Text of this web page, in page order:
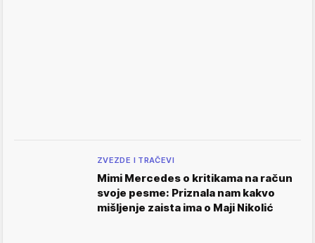
ZVEZDE I TRAČEVI
Mimi Mercedes o kritikama na račun
svoje pesme: Priznala nam kakvo
mišljenje zaista ima o Maji Nikolić